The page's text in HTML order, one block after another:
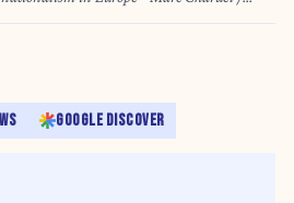
GOOGLE DISCOVER